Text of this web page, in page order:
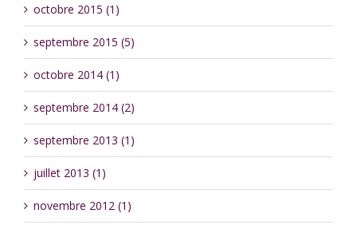
octobre 2015 (1)
septembre 2015 (5)
octobre 2014 (1)
septembre 2014 (2)
septembre 2013 (1)
juillet 2013 (1)
novembre 2012 (1)